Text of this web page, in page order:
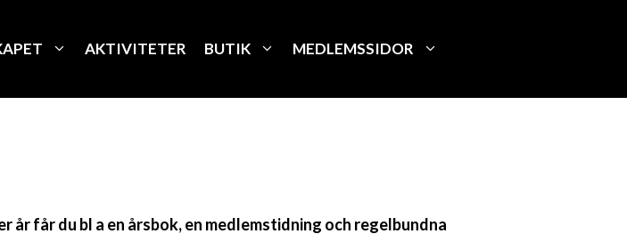
AKTIVITETER BUTIK MEDLEMSSIDOR
år får du bl a en årsbok, en medlemstidning och regelbundna